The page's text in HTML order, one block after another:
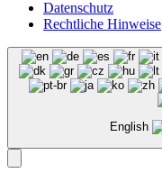
Datenschutz
Rechtliche Hinweise
English